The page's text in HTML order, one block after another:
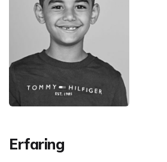
Erfaring